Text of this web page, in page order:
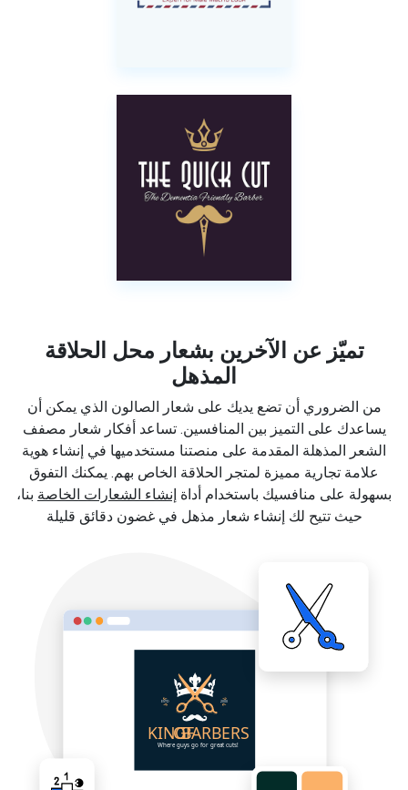
تميّز عن الآخرين بشعار محل الحلاقة
المذهل
من الضروري أن تضع يديك على شعار الصالون الذي يمكن أن
يساعدك على التميز بين المنافسين. تساعد أفكار شعار مصفف
الشعر المذهلة المقدمة على منصتنا مستخدميها في إنشاء هوية
علامة تجارية مميزة لمتجر الحلاقة الخاص بهم. يمكنك التفوق
بسهولة على منافسيك باستخدام أداة إنشاء الشعارات الخاصة بنا،
حيث تتيح لك إنشاء شعار مذهل في غضون دقائق قليلة